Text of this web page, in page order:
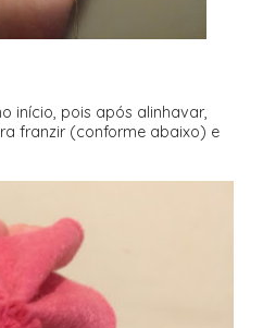
início, pois após alinhavar,
franzir (conforme abaixo) e